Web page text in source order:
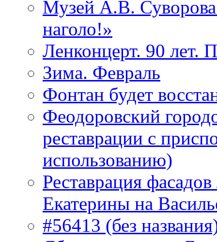
Музей А.В.
наголо!»
Ленконцерт. 90 лет.
Зима. Февраль
Фонтан будет
Феодоровский
реставрации с
использованию)
Реставрация
Екатерины на
#56413 (без